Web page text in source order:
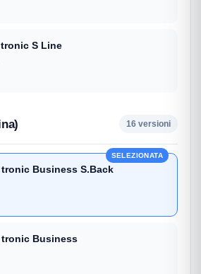
tronic S Line
16 versioni
tronic Business S.Back
SELEZIONATA
tronic Business